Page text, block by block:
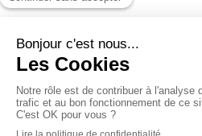
Cabinet facilement
Lechiagat, Treffiagat, Lesconil,
Plomeur, Pont L'Abbé,
Douarnenez, Crozon, Rosporden,